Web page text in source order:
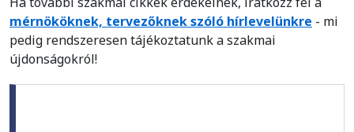
mérnököknek, tervezőknek szóló hírlevelünkre - mi
pedig rendszeresen tájékoztatunk a szakmai
újdonságokról!